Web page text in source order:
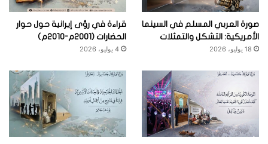
صورة العربي المسلم في السينما
الأمريكية: التشكل والتمثلات
18 يوليو، 2026
قراءة في رؤى إيرانية حول حوار
الحضارات (2001م-2010م)
4 يوليو، 2026